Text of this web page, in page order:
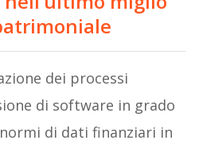
dei processi
di software in grado
di dati finanziari in